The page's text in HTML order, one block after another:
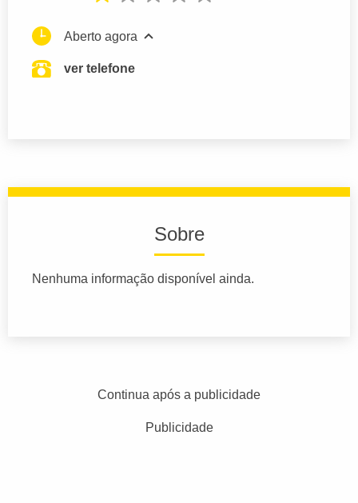
Aberto agora
ver telefone
Sobre
Nenhuma informação disponível ainda.
Continua após a publicidade
Publicidade